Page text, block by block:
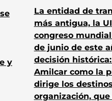
y
La entidad de
más antigua, la
congreso
de junio de este
decisión
Amilcar como la
dirige los
organización, que